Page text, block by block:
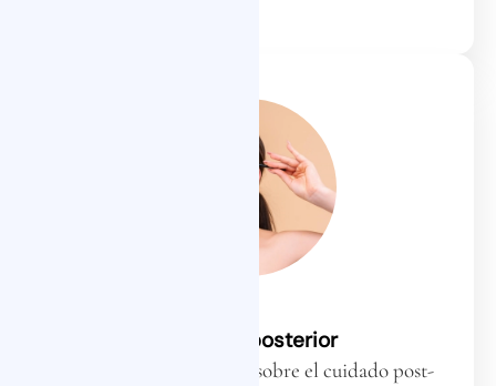
Cuidado posterior
Te damos instrucciones sobre el cuidado post-